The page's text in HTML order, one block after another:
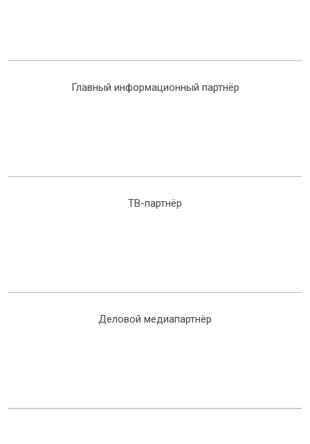
Главный информационный партнёр
ТВ-партнёр
Деловой медиапартнёр